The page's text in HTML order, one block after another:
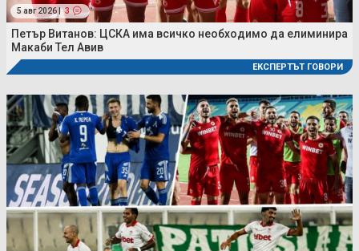
5 авг 2026 | 3
Петър Витанов: ЦСКА има всичко необходимо да елиминира
Макаби Тел Авив
ЕКСПЕРТЪТ ГОВОРИ